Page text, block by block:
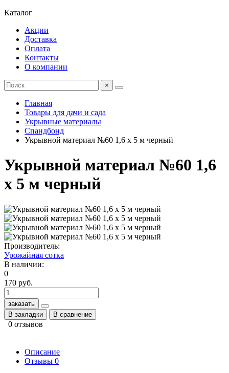
Каталог
Акции
Доставка
Оплата
Контакты
О компании
×
Главная
Товары для дачи и сада
Укрывные материалы
Спандбонд
Укрывной материал №60 1,6 х 5 м черный
Укрывной материал №60 1,6
х 5 м черный
Производитель:
Урожайная сотка
В наличии:
0
170 руб.
заказать
В закладки
В сравнение
0 отзывов
Описание
Отзывы 0